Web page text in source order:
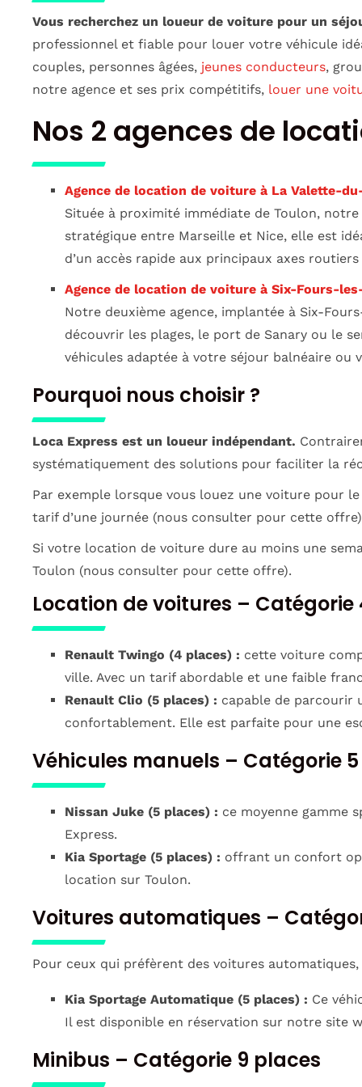
Vous recherchez un loueur de voiture pour un
professionnel et fiable pour louer votre véhicule
couples, personnes âgées, jeunes conducteurs,
notre agence et ses prix compétitifs, louer une
Nos 2 agences de
Agence de location de voiture à La Valette-
Située à proximité immédiate de Toulon,
stratégique entre Marseille et Nice, elle est
d’un accès rapide aux principaux axes
Agence de location de voiture à Six-Fours-
Notre deuxième agence, implantée à Six-
découvrir les plages, le port de Sanary ou le
véhicules adaptée à votre séjour balnéaire ou
Pourquoi nous choisir ?
Loca Express est un loueur indépendant.
systématiquement des solutions pour faciliter la
Par exemple lorsque vous louez une voiture pour
tarif d’une journée (nous consulter pour cette
Si votre location de voiture dure au moins une
Toulon (nous consulter pour cette offre).
Location de voitures – Catégorie
Renault Twingo (4 places) : cette voiture
ville. Avec un tarif abordable et une faible
Renault Clio (5 places) : capable de parcourir
confortablement. Elle est parfaite pour une
Véhicules manuels – Catégorie
Nissan Juke (5 places) : ce moyenne gamme
Express.
Kia Sportage (5 places) : offrant un confort
location sur Toulon.
Voitures automatiques –
Pour ceux qui préfèrent des voitures
Kia Sportage Automatique (5 places) : Ce
Il est disponible en réservation sur notre site
Minibus – Catégorie 9 places